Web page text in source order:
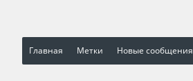
Главная Метки Новые сообщения